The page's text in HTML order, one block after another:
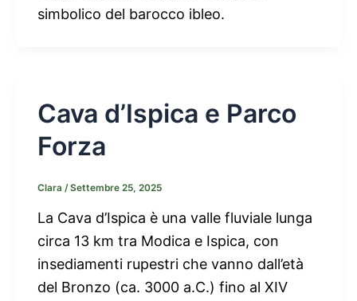
simbolico del barocco ibleo.
Cava d’Ispica e Parco
Forza
Clara /Settembre 25, 2025
La Cava d’Ispica è una valle fluviale lunga
circa 13 km tra Modica e Ispica, con
insediamenti rupestri che vanno dall’età
del Bronzo (ca. 3000 a.C.) fino al XIV